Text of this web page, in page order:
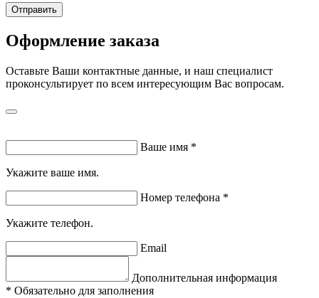
Отправить
Оформление заказа
Оставьте Ваши контактные данные, и наш специалист
проконсультирует по всем интересующим Вас вопросам.
Ваше имя *
Укажите ваше имя.
Номер телефона *
Укажите телефон.
Email
Дополнительная информация
* Обязательно для заполнения